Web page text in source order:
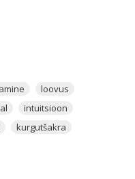
loovus
intuitsioon
kurgutšakra